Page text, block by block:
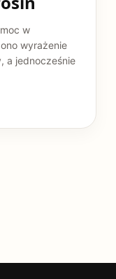
w
wyrażenie
a jednocześnie